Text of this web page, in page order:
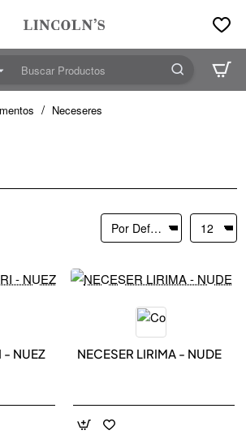
Neceseres
- NUEZ NECESER LIRIMA - NUDE